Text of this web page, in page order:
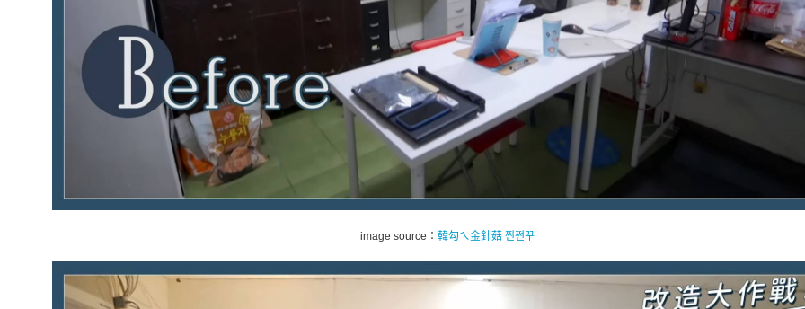
image source： 韓勾ㄟ金針菇 찐쩐꾸